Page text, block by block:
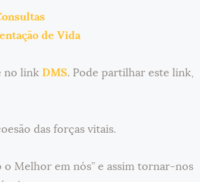
de Vida
no link DMS. Pode partilhar este link,
das forças vitais.
o Melhor em nós” e assim tornar-nos